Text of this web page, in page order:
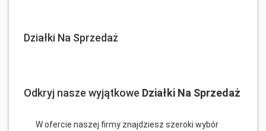
Działki Na Sprzedaż
Odkryj nasze wyjątkowe Działki Na Sprzedaż
W ofercie naszej firmy znajdziesz szeroki wybór